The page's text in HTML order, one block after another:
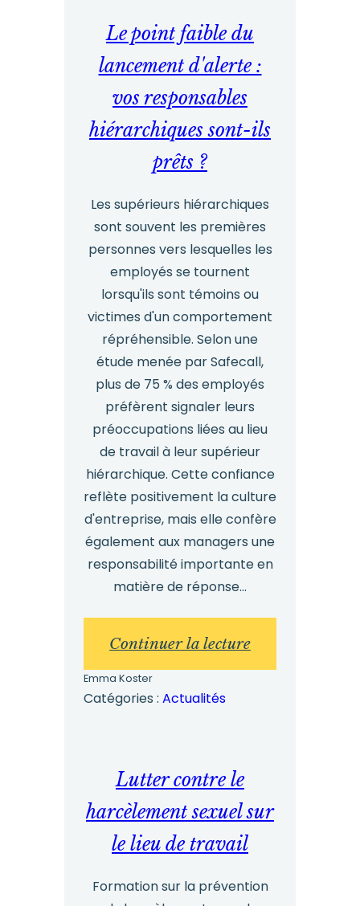
à
prévention
harcèlement
les
managers
Le point faible du
lancement d'alerte :
vos responsables
hiérarchiques sont-ils
prêts ?
Les supérieurs hiérarchiques
sont souvent les premières
personnes vers lesquelles les
employés se tournent
lorsqu'ils sont témoins ou
victimes d'un comportement
répréhensible. Selon une
étude menée par Safecall,
plus de 75 % des employés
préfèrent signaler leurs
préoccupations liées au lieu
de travail à leur supérieur
hiérarchique. Cette confiance
reflète positivement la culture
d'entreprise, mais elle confère
également aux managers une
responsabilité importante en
matière de réponse...
Continuer la lecture:
Le
:
supérieurs
Emma Koster
Catégories : Actualités
Lutter contre le
harcèlement sexuel sur
le lieu de travail
Formation sur la prévention